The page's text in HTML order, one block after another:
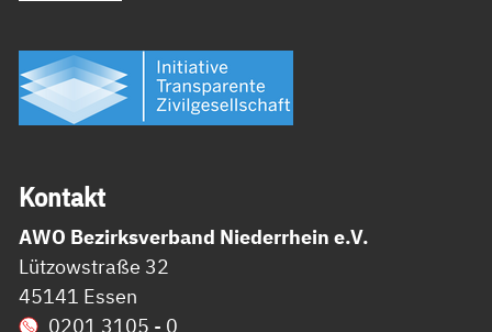
Kon­takt
AWO Bezirksverband Niederrhein e.V.
Lützowstraße 32
45141 Essen
0201 3105 - 0